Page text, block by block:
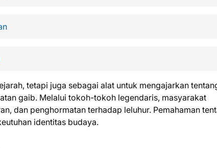
tetapi juga sebagai alat untuk mengajarkan
gaib. Melalui tokoh-tokoh legendaris, masyarakat
dan penghormatan terhadap leluhur. Pemahaman
identitas budaya.